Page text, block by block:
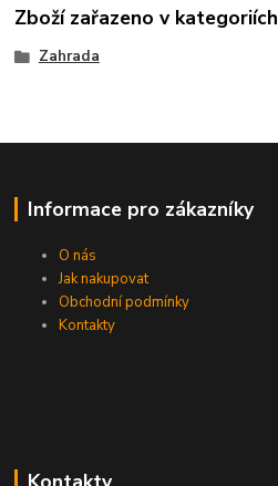
Zboží zařazeno v kategoriích
Zahrada
Informace pro zákazníky
O nás
Jak nakupovat
Obchodní podmínky
Kontakty